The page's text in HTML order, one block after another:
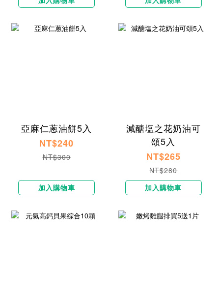
亞麻仁蔥油餅5入
NT$240
NT$300
加入購物車
減醣塩之花奶油可
頌5入
NT$265
NT$280
加入購物車